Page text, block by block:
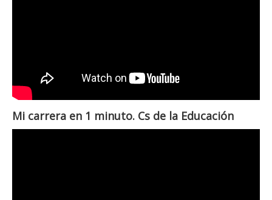
Mi carrera en 1 minuto. Cs de la Educación